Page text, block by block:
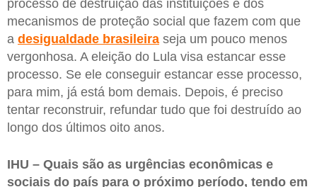
processo de destruição das instituições e dos
mecanismos de proteção social que fazem com que
a desigualdade brasileira seja um pouco menos
vergonhosa. A eleição do Lula visa estancar esse
processo. Se ele conseguir estancar esse processo,
para mim, já está bom demais. Depois, é preciso
tentar reconstruir, refundar tudo que foi destruído ao
longo dos últimos oito anos.
IHU – Quais são as urgências econômicas e
sociais do país para o próximo período, tendo em